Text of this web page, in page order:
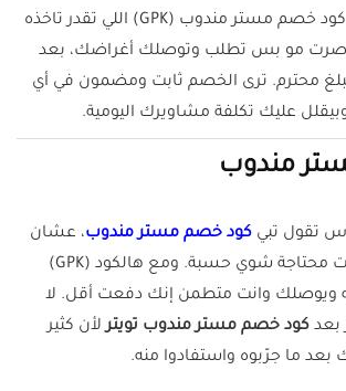
مندوب. ومع وجود كود خصم مستر مندوب (GPK) اللي تقدر تاخذه
صرت مو بس تطلب وتوصلك أغراضك، بعد
محترم. ترى الخصم ثابت ومضمون في أي
عليك تكلفة مشاويرك اليومية.
مندوب
تقول تبي كود خصم مستر مندوب، عشان
الأسعار الحين صارت محتاجة شوي حسبة. ومع هالكود (GPK)
ويوصلك وانت متطمن إنك دفعت أقل. لا
بعد كود خصم مستر مندوب تويترلأن كثير
ما جرّبوه واستفادوا منه.